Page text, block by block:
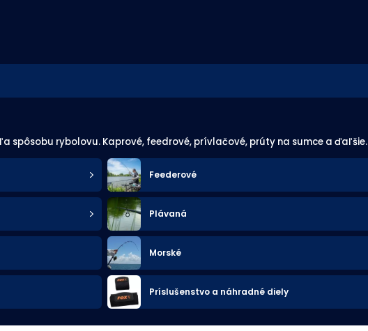
spôsobu rybolovu. Kaprové, feedrové, prívlačové, prúty na sumce a ďaľšie.
Feederové
Plávaná
Morské
Príslušenstvo a náhradné diely